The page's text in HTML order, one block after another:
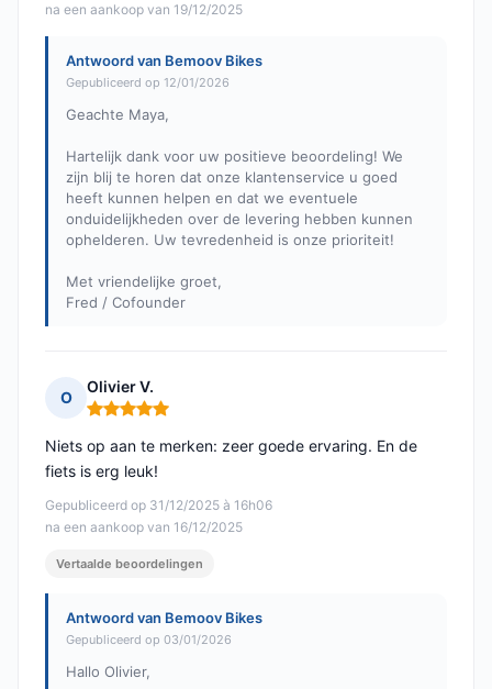
na een aankoop van 19/12/2025
Antwoord van Bemoov Bikes
Gepubliceerd op 12/01/2026
Geachte Maya,
Hartelijk dank voor uw positieve beoordeling! We
zijn blij te horen dat onze klantenservice u goed
heeft kunnen helpen en dat we eventuele
onduidelijkheden over de levering hebben kunnen
ophelderen. Uw tevredenheid is onze prioriteit!
Met vriendelijke groet,
Fred / Cofounder
O
Olivier V.
Opmerking: 5 van 5
Gepubliceerd op 31/12/2025 à 16h06
na een aankoop van 16/12/2025
Niets op aan te merken: zeer goede ervaring. En de
fiets is erg leuk!
Vertaalde beoordelingen
Antwoord van Bemoov Bikes
Gepubliceerd op 03/01/2026
Hallo Olivier,